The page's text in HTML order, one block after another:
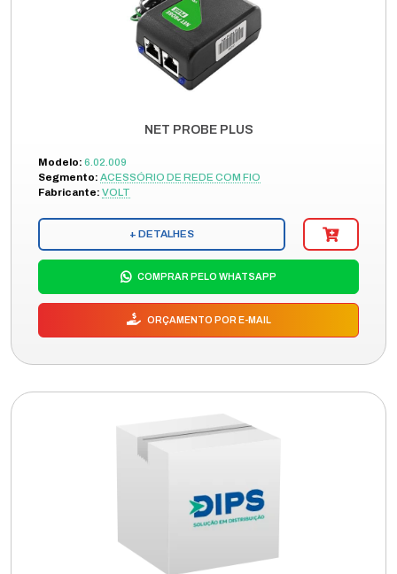
NET PROBE PLUS
Modelo: 6.02.009
Segmento: ACESSÓRIO DE REDE COM FIO
Fabricante: VOLT
+ DETALHES
COMPRAR PELO WHATSAPP
ORÇAMENTO POR E-MAIL